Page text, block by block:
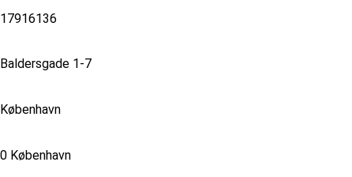
17916136
Baldersgade 1-7
København
0 København